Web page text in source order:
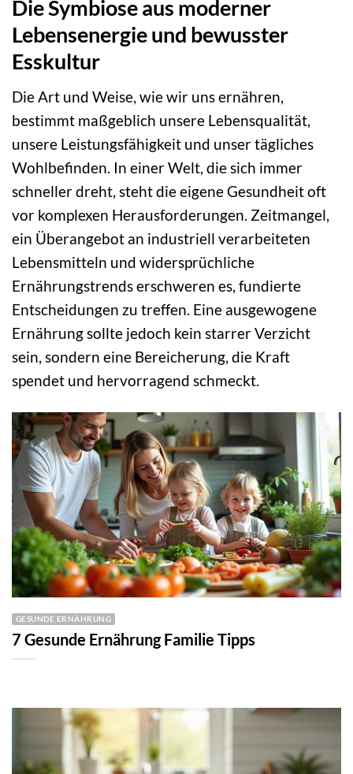
Die Symbiose aus moderner
Lebensenergie und bewusster
Esskultur
Die Art und Weise, wie wir uns ernähren,
bestimmt maßgeblich unsere Lebensqualität,
unsere Leistungsfähigkeit und unser tägliches
Wohlbefinden. In einer Welt, die sich immer
schneller dreht, steht die eigene Gesundheit oft
vor komplexen Herausforderungen. Zeitmangel,
ein Überangebot an industriell verarbeiteten
Lebensmitteln und widersprüchliche
Ernährungstrends erschweren es, fundierte
Entscheidungen zu treffen. Eine ausgewogene
Ernährung sollte jedoch kein starrer Verzicht
sein, sondern eine Bereicherung, die Kraft
spendet und hervorragend schmeckt.
GESUNDE ERNÄHRUNG
7 Gesunde Ernährung Familie Tipps